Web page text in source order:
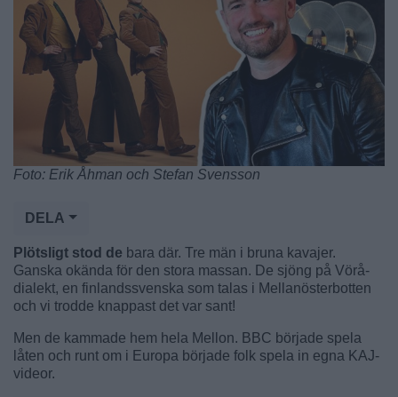
Foto: Erik Åhman och Stefan Svensson
DELA
Plötsligt stod de bara där. Tre män i bruna kavajer.
Ganska okända för den stora massan. De sjöng på Vörå-
dialekt, en finlandssvenska som talas i Mellanösterbotten
och vi trodde knappast det var sant!
Men de kammade hem hela Mellon. BBC började spela
låten och runt om i Europa började folk spela in egna KAJ-
videor.